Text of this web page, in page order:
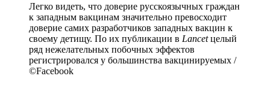
Легко видеть, что доверие русскоязычных граждан
к западным вакцинам значительно превосходит
доверие самих разработчиков западных вакцин к
своему детищу. По их публикации в Lancetцелый
ряд нежелательных побочных эффектов
регистрировался у большинства вакцинируемых /
©Facebook